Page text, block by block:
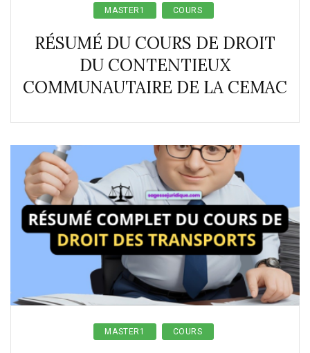
MASTER1 COURS
RÉSUMÉ DU COURS DE DROIT
DU CONTENTIEUX
COMMUNAUTAIRE DE LA CEMAC
MASTER1 COURS